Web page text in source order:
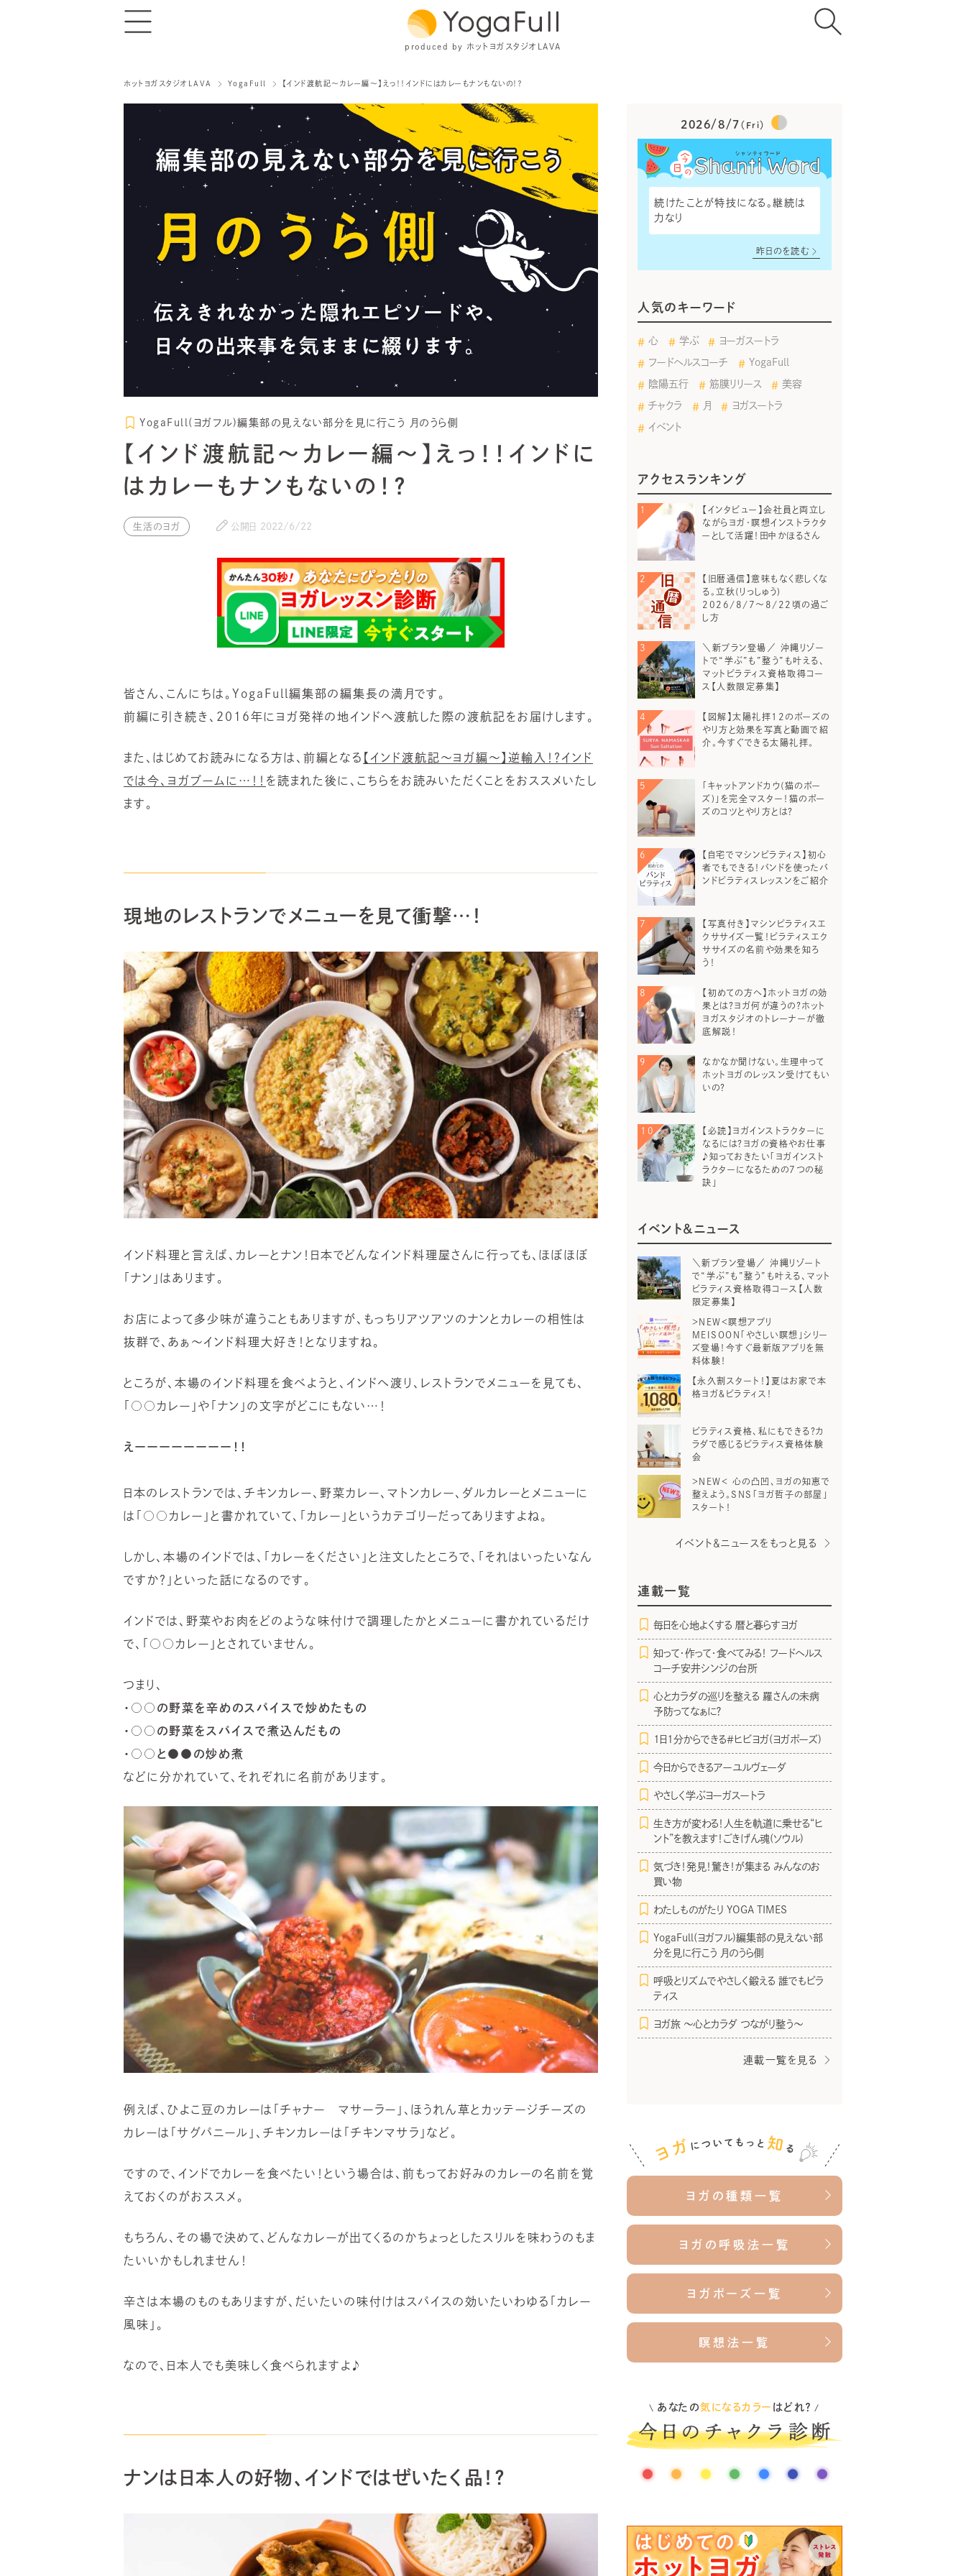
produced by ホットヨガスタジオLAVA
ホットヨガスタジオLAVA YogaFull 【インド渡航記～カレー編～】えっ！！インドにはカレーもナンもないの！？
YogaFull(ヨガフル)編集部の見えない部分を見に行こう 月のうら側
【インド渡航記～カレー編～】えっ！！インドに
はカレーもナンもないの！？
生活のヨガ 公開日 2022/6/22
皆さん、こんにちは。YogaFull編集部の編集長の満月です。
前編に引き続き、2016年にヨガ発祥の地インドへ渡航した際の渡航記をお届けします。
また、はじめてお読みになる方は、前編となる 【インド渡航記～ヨガ編～】逆輸入！？インド
では今、ヨガブームに…！！ を読まれた後に、こちらをお読みいただくことをおススメいたし
ます。
現地のレストランでメニューを見て衝撃…！
インド料理と言えば、カレーとナン！日本でどんなインド料理屋さんに行っても、ほぼほぼ
「ナン」はあります。
お店によって多少味が違うこともありますが、もっちりアツアツのナンとカレーの相性は
抜群で、あぁ～インド料理大好き！となりますね。
ところが、本場のインド料理を食べようと、インドへ渡り、レストランでメニューを見ても、
「○○カレー」や「ナン」の文字がどこにもない…！
えーーーーーーーー！！
日本のレストランでは、チキンカレー、野菜カレー、マトンカレー、ダルカレーとメニューに
は「○○カレー」と書かれていて、「カレー」というカテゴリーだってありますよね。
しかし、本場のインドでは、「カレーをください」と注文したところで、「それはいったいなん
ですか？」といった話になるのです。
インドでは、野菜やお肉をどのような味付けで調理したかとメニューに書かれているだけ
で、「○○カレー」とされていません。
つまり、
・○○の野菜を辛めのスパイスで炒めたもの
・○○の野菜をスパイスで煮込んだもの
・○○と●●の炒め煮
などに分かれていて、それぞれに名前があります。
例えば、ひよこ豆のカレーは「チャナー マサーラー」、ほうれん草とカッテージチーズの
カレーは「サグパニール」、チキンカレーは「チキンマサラ」など。
ですので、インドでカレーを食べたい！という場合は、前もってお好みのカレーの名前を覚
えておくのがおススメ。
もちろん、その場で決めて、どんなカレーが出てくるのかちょっとしたスリルを味わうのもま
たいいかもしれません！
辛さは本場のものもありますが、だいたいの味付けはスパイスの効いたいわゆる「カレー
風味」。
なので、日本人でも美味しく食べられますよ♪
ナンは日本人の好物、インドではぜいたく品 ！？
2026/8/7 （Fri）
続けたことが特技になる。継続は
力なり
昨日のを読む
人気のキーワード
心 学ぶ ヨーガスートラ
フードヘルスコーチ YogaFull
陰陽五行 筋膜リリース 美容
チャクラ 月 ヨガスートラ
イベント
アクセスランキング
【インタビュー】会社員と両立し
ながらヨガ・瞑想インストラクタ
ーとして活躍！田中かほるさん
【旧暦通信】意味もなく悲しくな
る。立秋(りっしゅう)
2026/8/7～8/22頃の過ご
し方
＼新プラン登場／ 沖縄リゾー
トで“学ぶ”も”整う”も叶える、
マットピラティス資格取得コー
ス【人数限定募集】
【図解】太陽礼拝12のポーズの
やり方と効果を写真と動画で紹
介。今すぐできる太陽礼拝。
「キャットアンドカウ(猫のポー
ズ)」を完全マスター！猫のポー
ズのコツとやり方とは？
【自宅でマシンピラティス】初心
者でもできる！バンドを使ったバ
ンドピラティスレッスンをご紹介
【写真付き】マシンピラティスエ
クササイズ一覧！ピラティスエク
ササイズの名前や効果を知ろ
う！
【初めての方へ】ホットヨガの効
果とは？ヨガ何が違うの？ホット
ヨガスタジオのトレーナーが徹
底解説！
なかなか聞けない。生理中って
ホットヨガのレッスン受けてもい
いの？
【必読】ヨガインストラクターに
なるには？ヨガの資格やお仕事
♪知っておきたい「ヨガインスト
ラクターになるための7つの秘
訣」
イベント＆ニュース
＼新プラン登場／ 沖縄リゾート
で“学ぶ”も”整う”も叶える、マット
ピラティス資格取得コース【人数
限定募集】
＞NEW＜瞑想アプリ
MEISOON「やさしい瞑想」シリー
ズ登場！今すぐ最新版アプリを無
料体験！
【永久割スタート！】夏はお家で本
格ヨガ＆ピラティス！
ピラティス資格、私にもできる？カ
ラダで感じるピラティス資格体験
会
＞NEW＜ 心の凸凹、ヨガの知恵で
整えよう。SNS「ヨガ哲子の部屋」
スタート！
イベント＆ニュースをもっと見る
連載一覧
毎日を心地よくする 暦と暮らすヨガ
知って・作って・食べてみる！ フードヘルス
コーチ安井シンジの台所
心とカラダの巡りを整える 羅さんの未病
予防ってなぁに？
1日1分からできる＃ヒビヨガ(ヨガポーズ)
今日からできるアーユルヴェーダ
やさしく学ぶヨーガスートラ
生き方が変わる！人生を軌道に乗せる“ヒ
ント”を教えます！ごきげん魂(ソウル)
気づき！発見！驚き！が集まる みんなのお
買い物
わたしものがたり YOGA TIMES
YogaFull(ヨガフル)編集部の見えない部
分を見に行こう 月のうら側
呼吸とリズムでやさしく鍛える 誰でもピラ
ティス
ヨガ旅 〜心とカラダ つながり整う〜
連載一覧を見る
ヨガの種類一覧
ヨガの呼吸法一覧
ヨガポーズ一覧
瞑想法一覧
\あなたの気になるカラー はどれ？ /
● ● ● ● ● ● ●